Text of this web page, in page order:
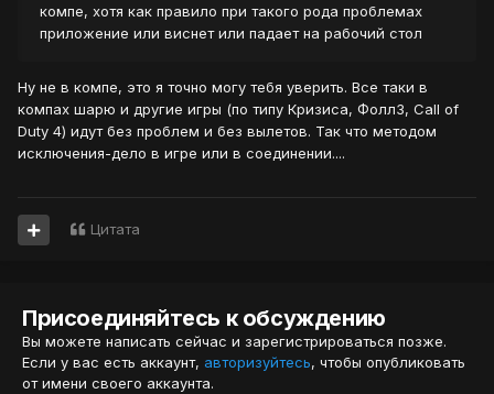
компе, хотя как правило при такого рода проблемах
приложение или виснет или падает на рабочий стол
Ну не в компе, это я точно могу тебя уверить. Все таки в
компах шарю и другие игры (по типу Кризиса, Фолл3, Call of
Duty 4) идут без проблем и без вылетов. Так что методом
исключения-дело в игре или в соединении....
Цитата
Присоединяйтесь к обсуждению
Вы можете написать сейчас и зарегистрироваться позже.
Если у вас есть аккаунт, авторизуйтесь, чтобы опубликовать
от имени своего аккаунта.